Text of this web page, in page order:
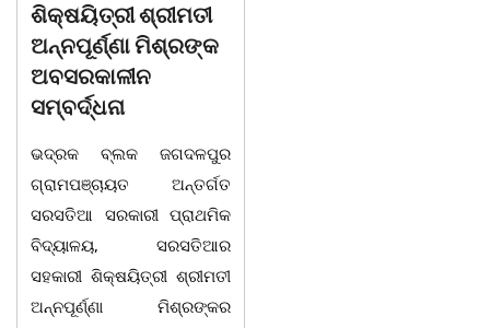
ଶିକ୍ଷୟିତ୍ରୀ ଶ୍ରୀମତୀ
ଅନ୍ନପୂର୍ଣ୍ଣା ମିଶ୍ରଙ୍କ
ଅବସରକାଳୀନ
ସମ୍ବର୍ଦ୍ଧନା
ଭଦ୍ରକ ବ୍ଲକ ଜଗଦଳପୁର
ଗ୍ରାମପଞ୍ଚାୟତ ଅନ୍ତର୍ଗତ
ସରସତିଆ ସରକାରୀ ପ୍ରାଥମିକ
ବିଦ୍ୟାଳୟ, ସରସତିଆର
ସହକାରୀ ଶିକ୍ଷୟିତ୍ରୀ ଶ୍ରୀମତୀ
ଅନ୍ନପୂର୍ଣ୍ଣା ମିଶ୍ରଙ୍କର